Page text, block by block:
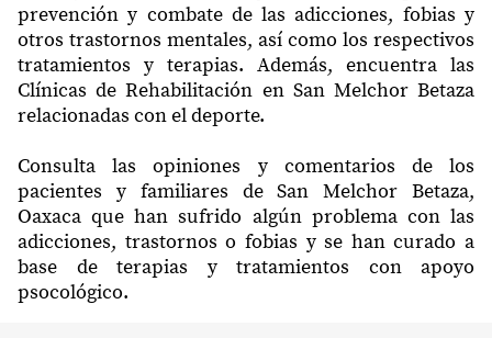
prevención y combate de las adicciones, fobias y
otros trastornos mentales, así como los respectivos
tratamientos y terapias. Además, encuentra las
Clínicas de Rehabilitación en San Melchor Betaza
relacionadas con el deporte.
Consulta las opiniones y comentarios de los
pacientes y familiares de San Melchor Betaza,
Oaxaca que han sufrido algún problema con las
adicciones, trastornos o fobias y se han curado a
base de terapias y tratamientos con apoyo
psocológico.